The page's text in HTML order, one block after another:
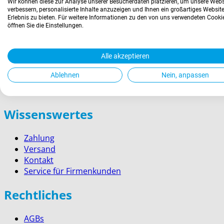
Unsere Läden
› Ruffinihaus
› Münchner Stadtmuseum
› Prien am Chiemsee
› Garmisch-Partenkirchen
Wissenswertes
Zahlung
Versand
Kontakt
Service für Firmenkunden
Rechtliches
AGBs
Wir können diese zur Analyse unserer Besucherdaten platzieren, um unsere
verbessern, personalisierte Inhalte anzuzeigen und Ihnen ein großartiges
Erlebnis zu bieten. Für weitere Informationen zu den von uns verwendeten
öffnen Sie die Einstellungen.
Alle akzeptieren
Ablehnen Nein, anpassen